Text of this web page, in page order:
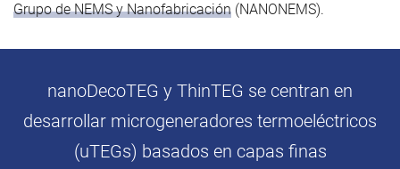
Grupo de NEMS y Nanofabricación (NANONEMS).
nanoDecoTEG y ThinTEG se centran en
desarrollar microgeneradores termoeléctricos
(uTEGs) basados en capas finas